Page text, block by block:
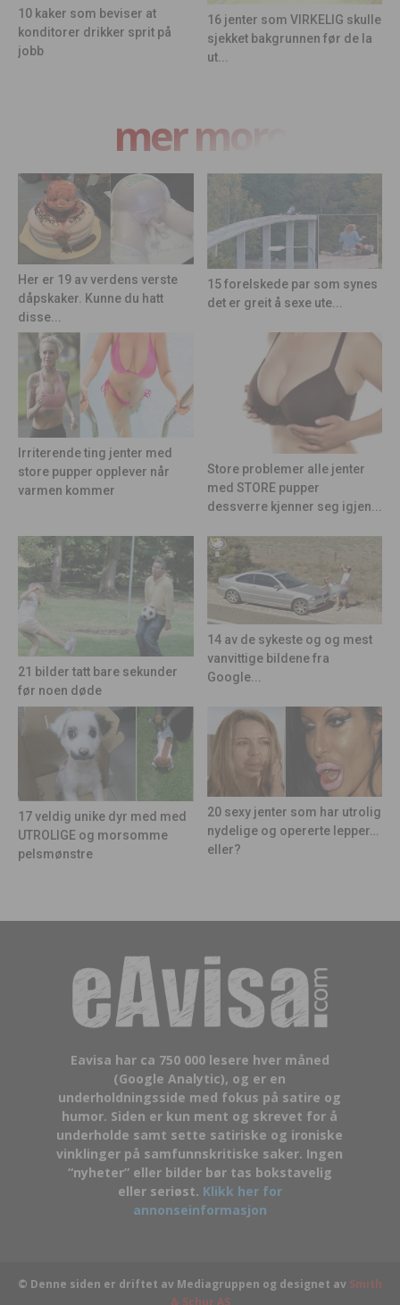
10 kaker som beviser at
konditorer drikker sprit på
jobb
16 jenter som VIRKELIG skulle
sjekket bakgrunnen før de la
ut...
mer moro
Her er 19 av verdens verste
dåpskaker. Kunne du hatt
disse...
15 forelskede par som synes
det er greit å sexe ute...
Irriterende ting jenter med
store pupper opplever når
varmen kommer
Store problemer alle jenter
med STORE pupper
dessverre kjenner seg igjen...
21 bilder tatt bare sekunder
før noen døde
14 av de sykeste og og mest
vanvittige bildene fra
Google...
17 veldig unike dyr med med
UTROLIGE og morsomme
pelsmønstre
20 sexy jenter som har utrolig
nydelige og opererte lepper…
eller?
Eavisa har ca 750 000 lesere hver måned
(Google Analytic), og er en
underholdningsside med fokus på satire og
humor. Siden er kun ment og skrevet for å
underholde samt sette satiriske og ironiske
vinklinger på samfunnskritiske saker. Ingen
“nyheter” eller bilder bør tas bokstavelig
eller seriøst. Klikk her for
annonseinformasjon
© Denne siden er driftet av Mediagruppen og designet av Smith
& Schur AS